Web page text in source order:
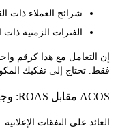
شرائح العملاء ذات القيمة
الفترات الزمنية ذات
مع هذا كرقم واحد
إلى تفكيك المكونات.
على النفقات الإعلانية =